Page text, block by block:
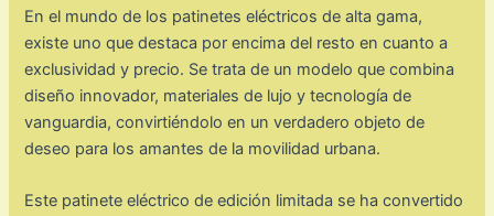
En el mundo de los patinetes eléctricos de alta gama,
existe uno que destaca por encima del resto en cuanto a
exclusividad y precio. Se trata de un modelo que combina
diseño innovador, materiales de lujo y tecnología de
vanguardia, convirtiéndolo en un verdadero objeto de
deseo para los amantes de la movilidad urbana.
Este patinete eléctrico de edición limitada se ha convertido